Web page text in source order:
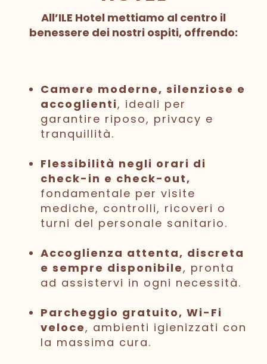
All’ILE Hotel mettiamo al centro il
benessere dei nostri ospiti, offrendo:
Camere moderne, silenziose e
accoglienti, ideali per
garantire riposo, privacy e
tranquillità.
Flessibilità negli orari di
check-in e check-out,
fondamentale per visite
mediche, controlli, ricoveri o
turni del personale sanitario.
Accoglienza attenta, discreta
e sempre disponibile, pronta
ad assistervi in ogni necessità.
Parcheggio gratuito, Wi-Fi
veloce, ambienti igienizzati con
la massima cura.